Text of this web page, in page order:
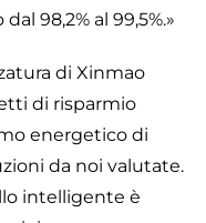
98,2% al 99,5%.»
di Xinmao
di risparmio
energetico di
da noi valutate.
intelligente è